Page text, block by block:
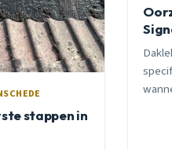
stappen in